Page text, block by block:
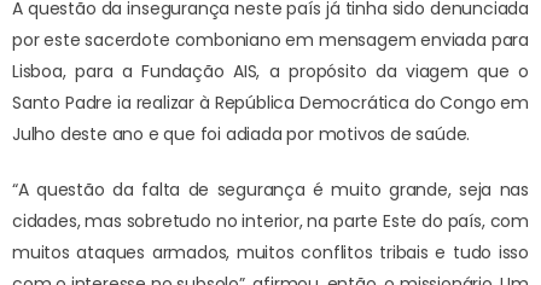
A questão da insegurança neste país já tinha sido denunciada
por este sacerdote comboniano em mensagem enviada para
Lisboa, para a Fundação AIS, a propósito da viagem que o
Santo Padre ia realizar à República Democrática do Congo em
Julho deste ano e que foi adiada por motivos de saúde.
“A questão da falta de segurança é muito grande, seja nas
cidades, mas sobretudo no interior, na parte Este do país, com
muitos ataques armados, muitos conflitos tribais e tudo isso